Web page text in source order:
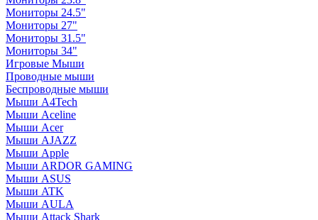
Мониторы 24.5"
Мониторы 27"
Мониторы 31.5"
Мониторы 34"
Игровые Мыши
Проводные мыши
Беспроводные мыши
Мыши A4Tech
Мыши Aceline
Мыши Acer
Мыши AJAZZ
Мыши Apple
Мыши ARDOR GAMING
Мыши ASUS
Мыши ATK
Мыши AULA
Мыши Attack Shark